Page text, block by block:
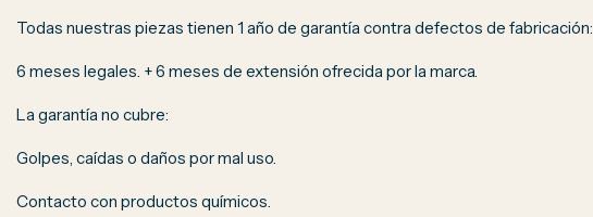
Todas nuestras piezas tienen 1 año de garantía contra defectos de fabricación:
6 meses legales. + 6 meses de extensión ofrecida por la marca.
La garantía no cubre:
Golpes, caídas o daños por mal uso.
Contacto con productos químicos.